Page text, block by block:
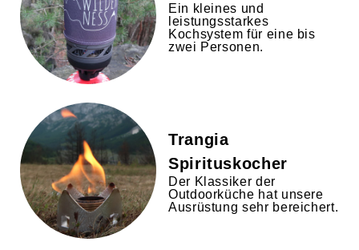
Ein kleines und
leistungsstarkes
Kochsystem für eine bis
zwei Personen.
Trangia
Spirituskocher
Der Klassiker der
Outdoorküche hat unsere
Ausrüstung sehr bereichert.